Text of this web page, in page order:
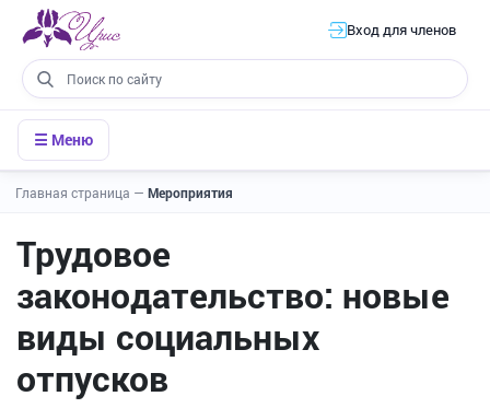
Вход для членов
☰ Меню
Главная страница — Мероприятия
Трудовое
законодательство: новые
виды социальных
отпусков